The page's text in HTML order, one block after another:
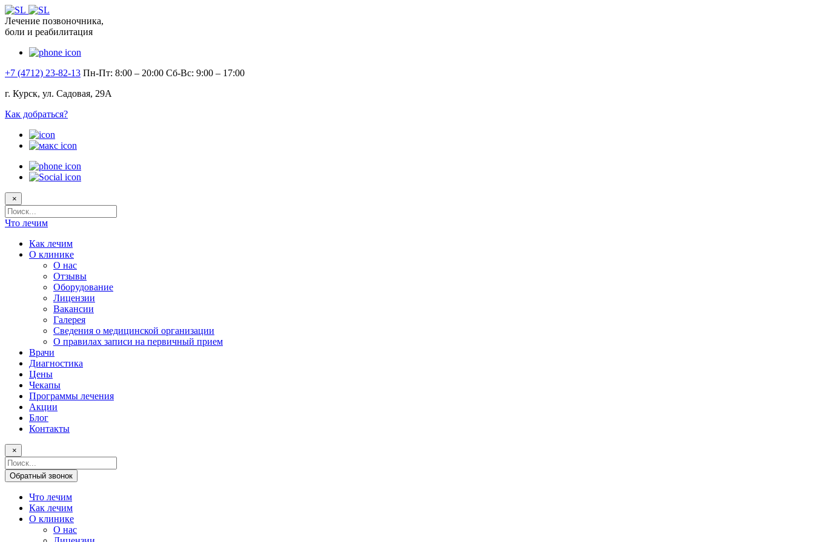
Лечение позвоночника,
боли и реабилитация
+7 (4712) 23-82-13 Пн-Пт: 8:00 – 20:00 Сб-Вс: 9:00 – 17:00
г. Курск, ул. Садовая, 29А
Как добраться?
×
Поисковый
запрос
Что лечим
Как лечим
О клинике
О нас
Отзывы
Оборудование
Лицензии
Вакансии
Галерея
Сведения о медицинской организации
О правилах записи на первичный прием
Врачи
Диагностика
Цены
Чекапы
Программы лечения
Акции
Блог
Контакты
×
Поисковый
запрос
Обратный звонок
Что лечим
Как лечим
О клинике
О нас